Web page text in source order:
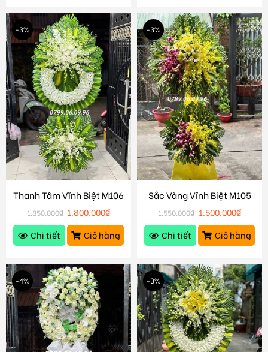
-3%
Thanh Tâm Vĩnh Biệt M106
1.850.000₫ 1.800.000₫
Chi tiết
Giỏ hàng
-3%
Sắc Vàng Vĩnh Biệt M105
1.550.000₫ 1.500.000₫
Chi tiết
Giỏ hàng
-4% -3%